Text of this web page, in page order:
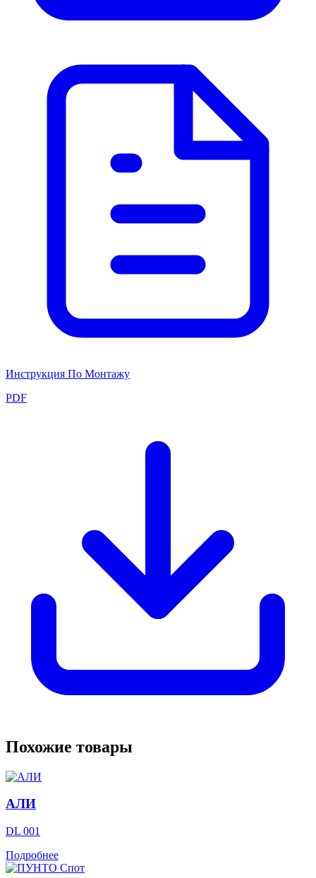
Инструкция По Монтажу
PDF
Похожие товары
АЛИ
DL 001
Подробнее